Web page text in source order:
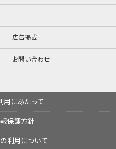
広告掲載
お問い合わせ
用にあたって
保護方針
利用について